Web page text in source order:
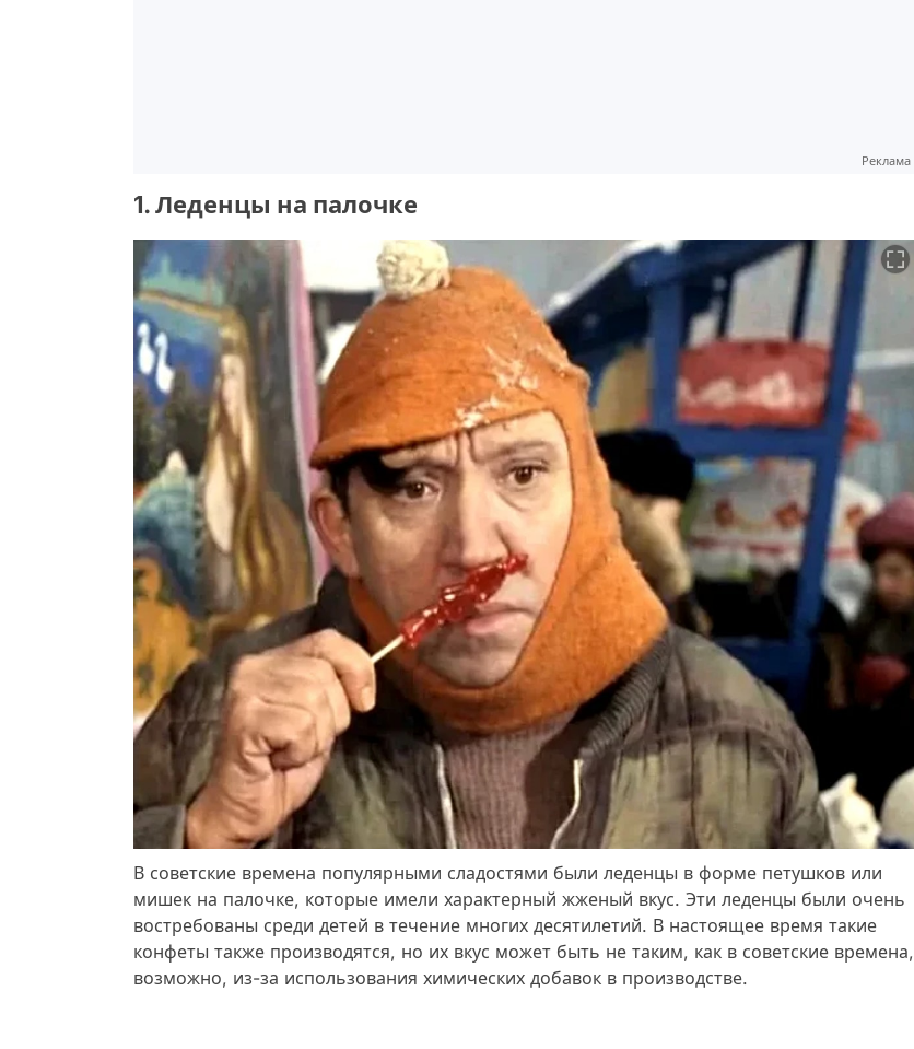
Реклама
1. Леденцы на палочке
В советские времена популярными сладостями были леденцы в форме петушков или
мишек на палочке, которые имели характерный жженый вкус. Эти леденцы были очень
востребованы среди детей в течение многих десятилетий. В настоящее время такие
конфеты также производятся, но их вкус может быть не таким, как в советские времена,
возможно, из-за использования химических добавок в производстве.